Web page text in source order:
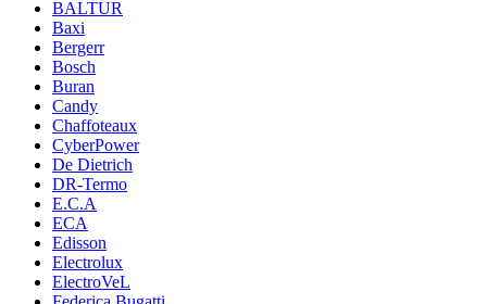
BALTUR
Baxi
Bergerr
Bosch
Buran
Candy
Chaffoteaux
CyberPower
De Dietrich
DR-Termo
E.C.A
ECA
Edisson
Electrolux
ElectroVeL